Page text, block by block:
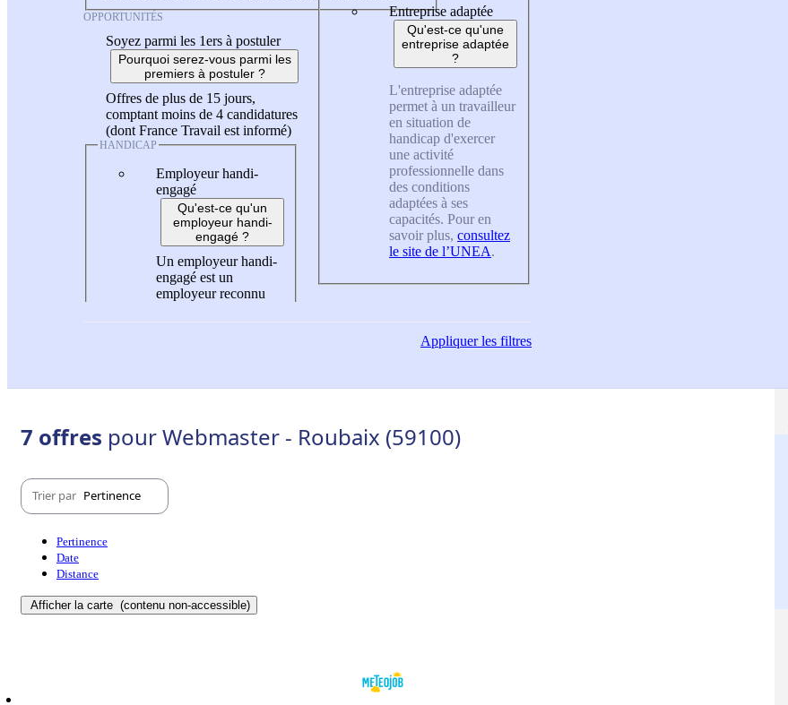
OPPORTUNITÉS
Soyez parmi les 1ers à postuler
Pourquoi serez-vous parmi les
premiers à postuler ?
Offres de plus de 15 jours,
comptant moins de 4 candidatures
(dont France Travail est informé)
HANDICAP
Employeur handi-
engagé
Qu'est-ce qu'un
employeur handi-
engagé ?
Un employeur handi-
engagé est un
employeur reconnu
Entreprise adaptée
Qu'est-ce qu'une
entreprise adaptée
?
L'entreprise adaptée
permet à un travailleur
en situation de
handicap d'exercer
une activité
professionnelle dans
des conditions
adaptées à ses
capacités. Pour en
savoir plus, consultez
le site de l’UNEA.
Appliquerles filtres
7 offres pour Webmaster - Roubaix (59100)
Trier par Pertinence
Pertinence
Date
Distance
Afficher la carte (contenu non-accessible)